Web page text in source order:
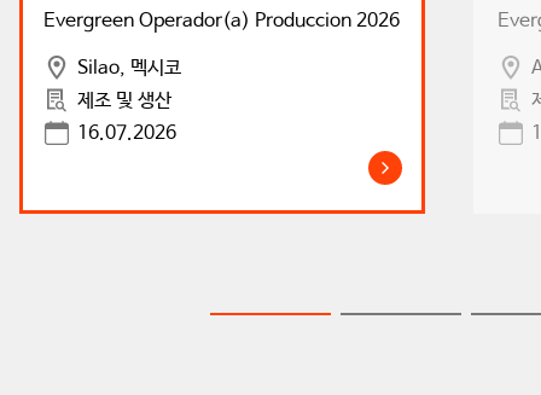
Evergreen Operador(a) Produccion 2026
Silao, 멕시코
제조 및 생산
16.07.2026